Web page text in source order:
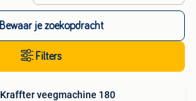
Bewaar je zoekopdracht
Filters
Kraffter veegmachine 180